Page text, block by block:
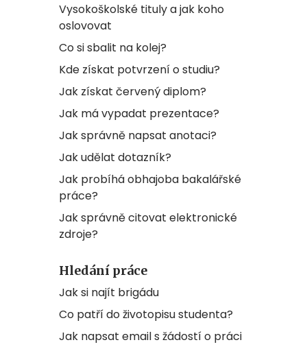
Vysokoškolské tituly a jak koho
oslovovat
Co si sbalit na kolej?
Kde získat potvrzení o studiu?
Jak získat červený diplom?
Jak má vypadat prezentace?
Jak správně napsat anotaci?
Jak udělat dotazník?
Jak probíhá obhajoba bakalářské
práce?
Jak správně citovat elektronické
zdroje?
Hledání práce
Jak si najít brigádu
Co patří do životopisu studenta?
Jak napsat email s žádostí o práci